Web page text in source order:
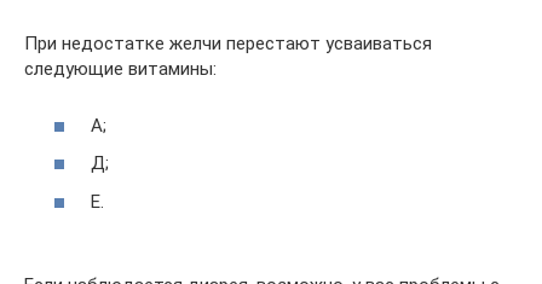
При недостатке желчи перестают усваиваться
следующие витамины:
А;
Д;
Е.